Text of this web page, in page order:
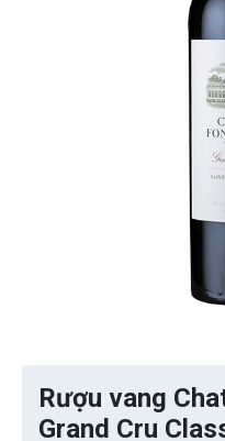
Rượu vang
Grand Cru